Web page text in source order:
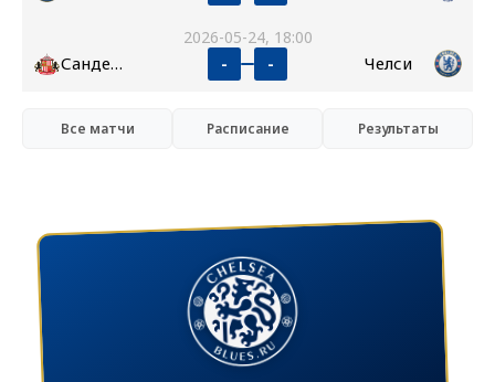
2026-05-24, 18:00
Сандерленд - - Челси
Все матчи Расписание Результаты